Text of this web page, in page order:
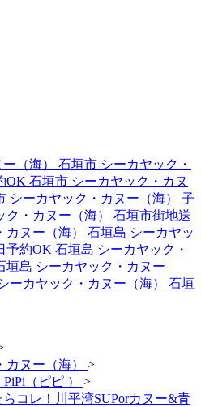
（海） 石垣市 シーカヤック・
OK 石垣市 シーカヤック・カヌ
シーカヤック・カヌー（海） 子
ク・カヌー（海） 石垣市街地送
カヌー（海） 石垣島 シーカヤッ
予約OK 石垣島 シーカヤック・
垣島 シーカヤック・カヌー
ーカヤック・カヌー（海） 石垣
カヌー（海） >
（ピピ ） >
らコレ！川平湾SUPorカヌー&青